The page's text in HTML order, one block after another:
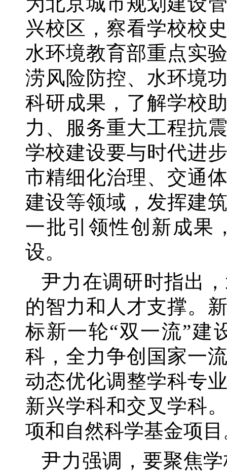
兴校区，察看学校校
水环境教育部重点实
涝风险防控、水环境
科研成果，了解学校
力、服务重大工程抗
学校建设要与时代进
市精细化治理、交通
建设等领域，发挥建
一批引领性创新成果
设。
尹力在调研时指出
的智力和人才支撑。
标新一轮“双一流”建
科，全力争创国家一
动态优化调整学科专
新兴学科和交叉学科
项和自然科学基金项
尹力强调，要聚焦